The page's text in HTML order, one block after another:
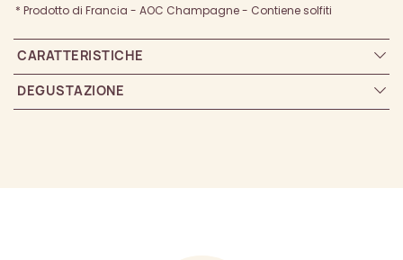
* Prodotto di Francia - AOC Champagne - Contiene solfiti
CARATTERISTICHE
DEGUSTAZIONE